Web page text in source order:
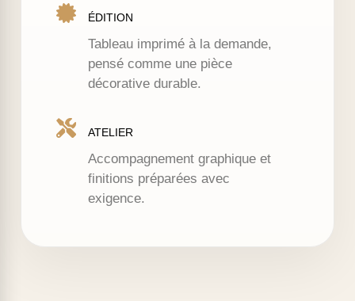
ÉDITION
Tableau imprimé à la demande,
pensé comme une pièce
décorative durable.
ATELIER
Accompagnement graphique et
finitions préparées avec
exigence.